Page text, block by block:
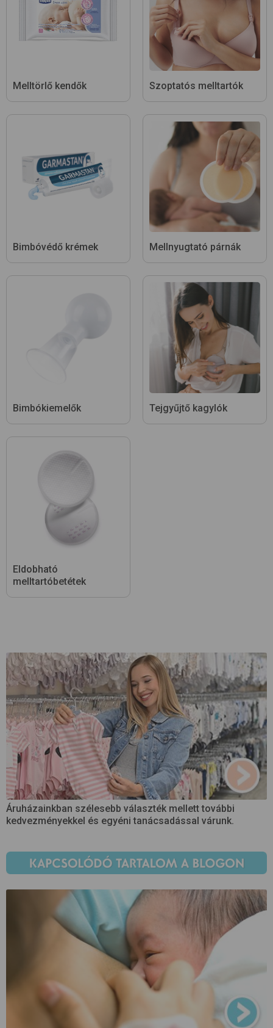
Melltörlő kendők Szoptatós melltartók
Bimbóvédő krémek Mellnyugtató párnák
Bimbókiemelők Tejgyűjtő kagylók
Eldobható
melltartóbetétek
Áruházainkban szélesebb választék mellett további
kedvezményekkel és egyéni tanácsadással várunk.